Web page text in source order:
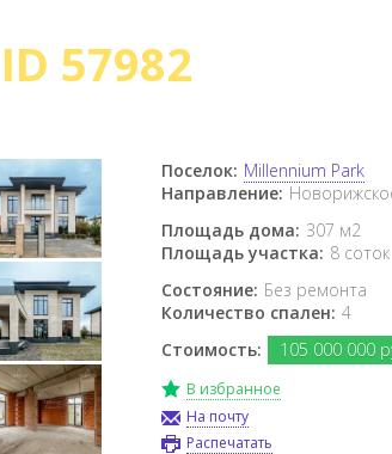
ID 57982
Поселок: Millennium Park
Направление:
Площадь дома: 307 м2
Площадь участка: 8 соток
Состояние: Без ремонта
Количество спален: 4
Стоимость:
105 000 000
В избранное
На почту
Распечатать